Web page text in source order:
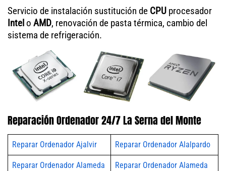
Servicio de instalación sustitución de CPU procesador
Intelo AMD, renovación de pasta térmica, cambio del
sistema de refrigeración.
Reparación Ordenador 24/7 La Serna del Monte
Reparar Ordenador Ajalvir Reparar Ordenador Alalpardo
Reparar Ordenador Alameda
Reparar Ordenador Alameda